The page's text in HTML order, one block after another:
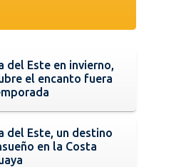
del Este en invierno,
el encanto fuera
del Este, un destino
en la Costa